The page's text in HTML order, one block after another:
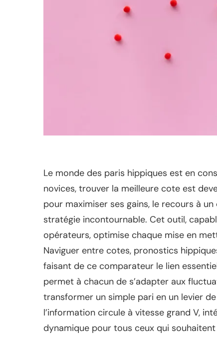
Le monde des paris hippiques est en
novices, trouver la meilleure cote est
pour maximiser ses gains, le recours à un
stratégie incontournable. Cet outil,
opérateurs, optimise chaque mise en
Naviguer entre cotes, pronostics
faisant de ce comparateur le lien
permet à chacun de s’adapter aux
transformer un simple pari en un levier
l’information circule à vitesse grand V,
dynamique pour tous ceux qui